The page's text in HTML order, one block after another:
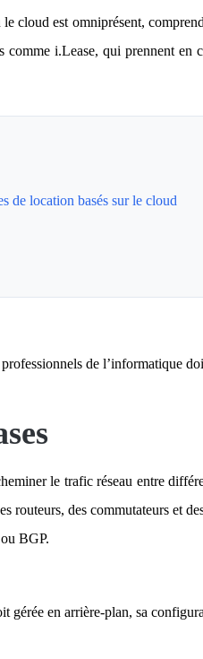
cloud est omniprésent,
comme i.Lease, qui prennent
de location basés sur le cloud
de l’informatique
le trafic réseau entre
routeurs, des commutateurs et
BGP.
gérée en arrière-plan, sa